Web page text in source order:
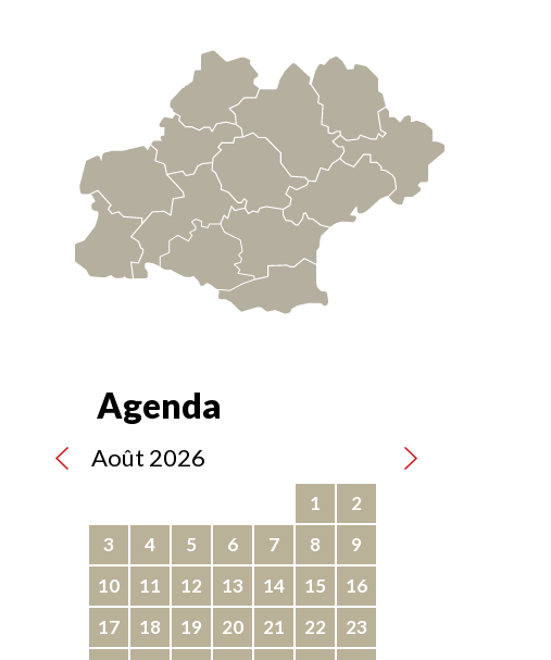
Agenda
Août 2026
1
2
3
4 5 6 7 8
9
10
11 12 13 14 15
16
17
18 19 20 21 22
23